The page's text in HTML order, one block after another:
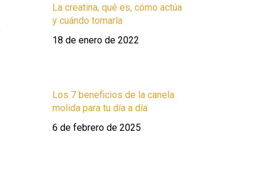
La creatina, qué es, cómo actúa
y cuándo tomarla
18 de enero de 2022
Los 7 beneficios de la canela
molida para tu día a día
6 de febrero de 2025